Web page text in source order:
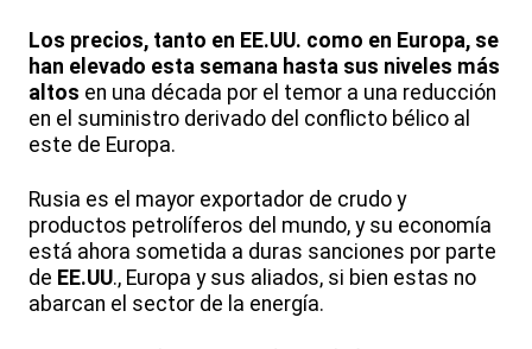
Los precios, tanto en EE.UU. como en Europa, se
han elevado esta semana hasta sus niveles más
altos en una década por el temor a una reducción
en el suministro derivado del conflicto bélico al
este de Europa.
Rusia es el mayor exportador de crudo y
productos petrolíferos del mundo, y su economía
está ahora sometida a duras sanciones por parte
de EE.UU., Europa y sus aliados, si bien estas no
abarcan el sector de la energía.